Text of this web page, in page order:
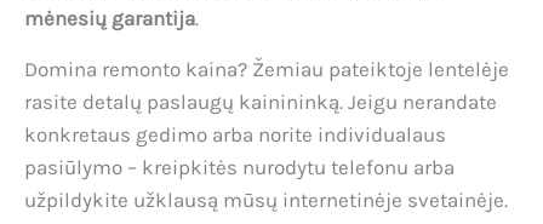
mėnesių garantija.
Domina remonto kaina? Žemiau pateiktoje lentelėje
rasite detalų paslaugų kainininką. Jeigu nerandate
konkretaus gedimo arba norite individualaus
pasiūlymo – kreipkitės nurodytu telefonu arba
užpildykite užklausą mūsų internetinėje svetainėje.